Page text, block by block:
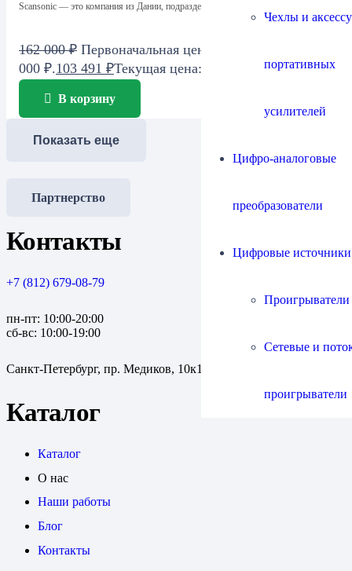
Чехлы и
портативных
усилителей
Цифро-аналоговые
преобразователи
Цифровые источники
Сетевые и
проигрыватели
Scansonic — это компания из Дании, подразделение…
162 000₽ Первоначальная цена составляла 162
000 ₽.103 491 ₽Текущая цена: 103 491 ₽.
В корзину
Показать еще
Партнерство
Контакты
+7 (812) 679-08-79
пн-пт: 10:00-20:00
сб-вс: 10:00-19:00
Санкт-Петербург, пр. Медиков, 10к1
Каталог
Каталог
О нас
Наши работы
Блог
Контакты